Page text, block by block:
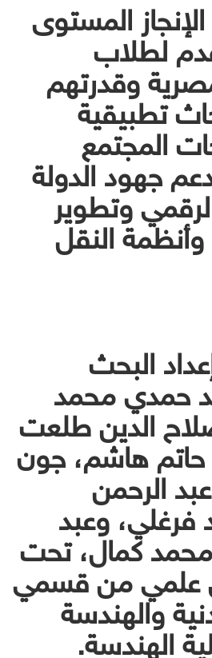
المستوى
لطلاب
وقدرتهم
تطبيقية
المجتمع
جهود الدولة
وتطوير
وأنظمة النقل
البحث
حمدي محمد
الدين طلعت
هاشم، جون
الرحمن
وعبد
كمال، تحت
علمي من قسمي
والهندسة
الهندسة.